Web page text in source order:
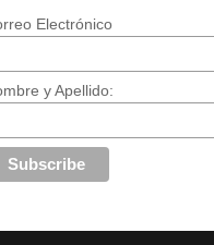
Electrónico
y Apellido: